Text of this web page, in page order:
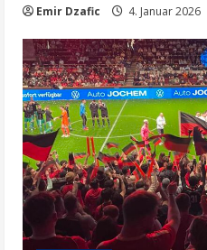
Emir Dzafic 4. Januar 2026